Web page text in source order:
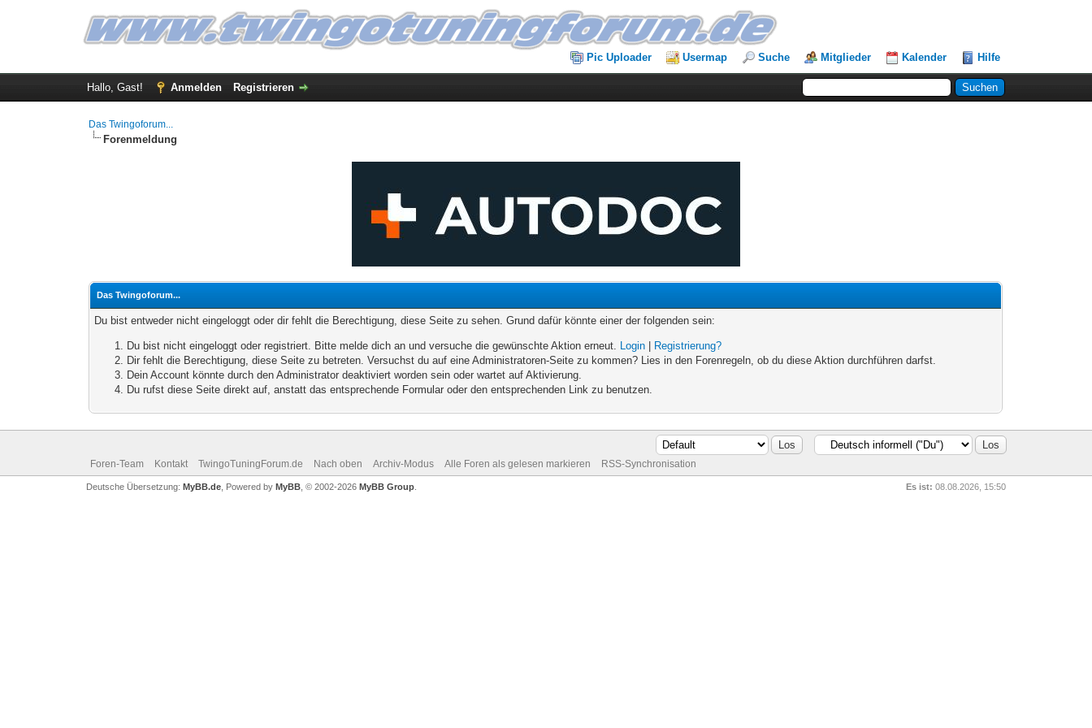
Pic Uploader Usermap Suche Mitglieder Kalender Hilfe
Hallo, Gast! Anmelden Registrieren
Das Twingoforum...
Forenmeldung
Das Twingoforum...
Du bist entweder nicht eingeloggt oder dir fehlt die Berechtigung, diese Seite zu sehen. Grund dafür könnte einer der folgenden sein:
Du bist nicht eingeloggt oder registriert. Bitte melde dich an und versuche die gewünschte Aktion erneut. Login
Registrierung?
Dir fehlt die Berechtigung, diese Seite zu betreten. Versuchst du auf eine Administratoren-Seite zu kommen? Lies in den Forenregeln, ob du diese Aktion durchführen darfst.
Dein Account könnte durch den Administrator deaktiviert worden sein oder wartet auf Aktivierung.
Du rufst diese Seite direkt auf, anstatt das entsprechende Formular oder den entsprechenden Link zu benutzen.
Foren-Team Kontakt TwingoTuningForum.de Nach oben Archiv-Modus Alle Foren als gelesen markieren RSS-Synchronisation
Es ist: 08.08.2026, 15:50
Deutsche Übersetzung: MyBB.de, Powered by MyBB, © 2002-2026 MyBB Group.